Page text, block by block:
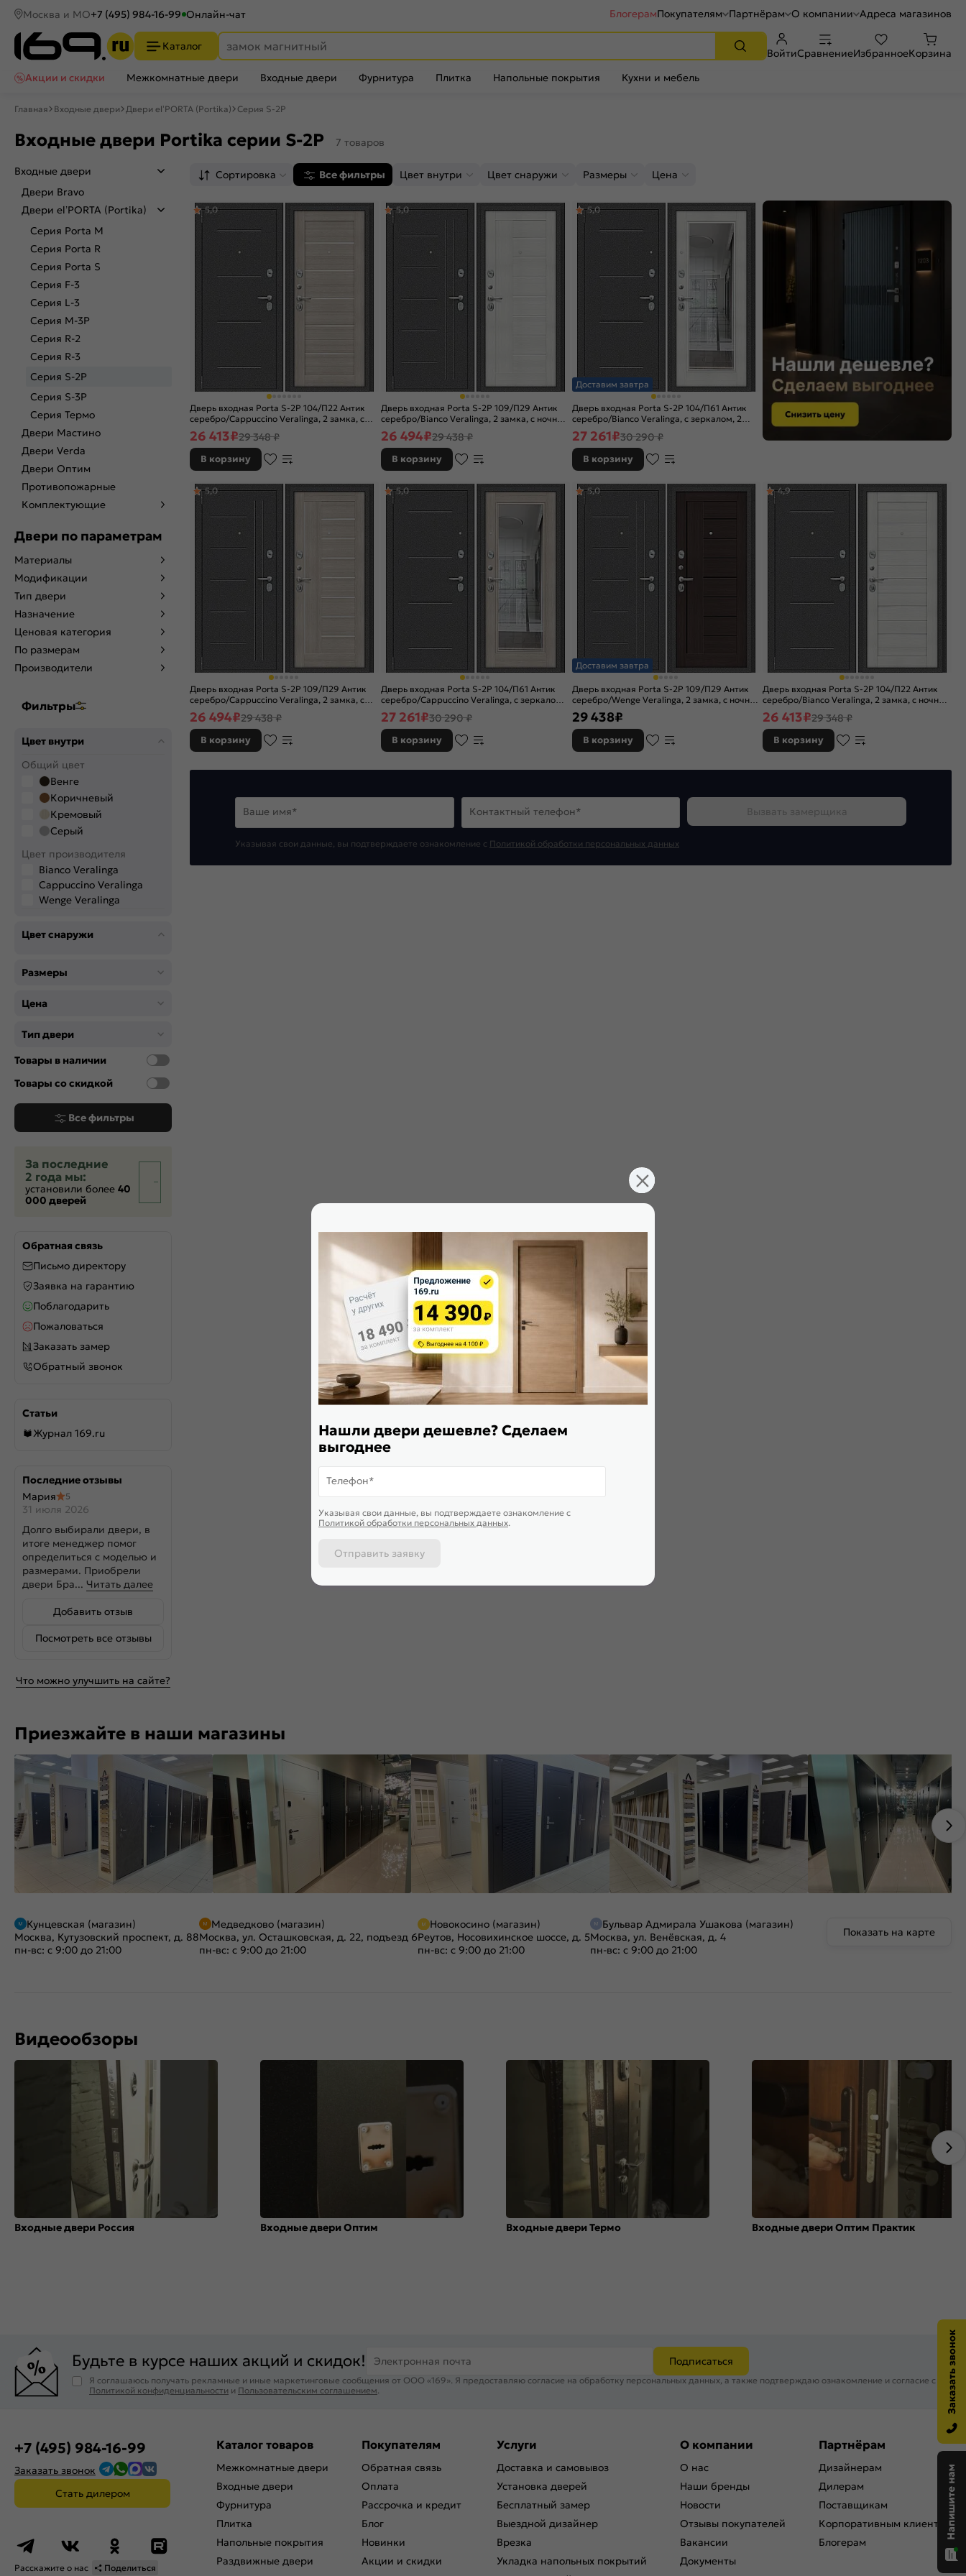
Москва и МО+7 (495) 984-16-99 Онлайн-чат БлогерамПокупателям Партнёрам О компании Адреса магазинов
Каталог
ВойтиСравнениеИзбранноеКорзина
Акции и скидки
Межкомнатные двери Входные двери Фурнитура Плитка Напольные покрытия Кухни и мебель
Главная Входные двери Двери el’PORTA (Portika) Серия S-2P
Входные двери Portika серии S-2P 7 товаров
Входные двери
Двери Bravo
Двери el’PORTA (Portika)
Серия Porta M
Серия Porta R
Серия Porta S
Серия F-3
Серия L-3
Серия M-3P
Серия R-2
Серия R-3
Серия S-2P
Серия S-3P
Серия Термо
Двери Мастино
Двери Verda
Двери Оптим
Противопожарные
Комплектующие
Двери по параметрам
Материалы
Модификации
Тип двери
Назначение
Ценовая категория
По размерам
Производители
Фильтры
Цвет внутри
Общий цвет
Венге
Коричневый
Кремовый
Серый
Цвет производителя
Bianco Veralinga
Cappuccino Veralinga
Wenge Veralinga
Цвет снаружи
Размеры
Цена
Тип двери
Товары в наличии
Товары со скидкой
Все фильтры
За последние
2 года мы:
установили более 40
000 дверей
Обратная связь
Письмо директору
Заявка на гарантию
Поблагодарить
Пожаловаться
Заказать замер
Обратный звонок
Статьи
Журнал 169.ru
Последние отзывы
Мария
5
31 июля 2026
Долго выбирали двери, в
итоге менеджер помог
определиться с моделью и
размерами. Приобрели
двери Бра... Читать далее
Добавить отзыв
Посмотреть все отзывы
Что можно улучшить на сайте?
Сортировка Все фильтры Цвет внутри Цвет снаружи Размеры Цена
Дверь входная Porta S-2P 104/П22 Антик
серебро/Cappuccino Veralinga, 2 замка, с
ночной задвижкой
5,0
26 413₽29 348 ₽
В корзину
Дверь входная Porta S-2P 109/П29 Антик
серебро/Bianco Veralinga, 2 замка, с ночной
задвижкой
5,0
26 494₽29 438 ₽
В корзину
Доставим завтра
Дверь входная Porta S-2P 104/П61 Антик
серебро/Bianco Veralinga, с зеркалом, 2
замка, с ночной задвижкой
5,0
27 261₽30 290 ₽
В корзину
Дверь входная Porta S-2P 109/П29 Антик
серебро/Cappuccino Veralinga, 2 замка, с
ночной задвижкой
5,0
26 494₽29 438 ₽
В корзину
Дверь входная Porta S-2P 104/П61 Антик
серебро/Cappuccino Veralinga, с зеркалом,
2 замка, с ночной задвижкой
5,0
27 261₽30 290 ₽
В корзину
Доставим завтра
Дверь входная Porta S-2P 109/П29 Антик
серебро/Wenge Veralinga, 2 замка, с ночной
задвижкой
5,0
29 438₽
В корзину
Дверь входная Porta S-2P 104/П22 Антик
серебро/Bianco Veralinga, 2 замка, с ночной
задвижкой
4,9
26 413₽29 348 ₽
В корзину
Ваше имя* Контактный телефон* Вызвать замерщика
Указывая свои данные, вы подтверждаете ознакомление c Политикой обработки персональных данных
Приезжайте в наши магазины
Кунцевская (магазин)
Москва, Кутузовский проспект, д. 88
пн-вс: с 9:00 до 21:00
Медведково (магазин)
Москва, ул. Осташковская, д. 22, подъезд 6
пн-вс: с 9:00 до 21:00
Новокосино (магазин)
Реутов, Носовихинское шоссе, д. 5
пн-вс: с 9:00 до 21:00
Бульвар Адмирала Ушакова (магазин)
Москва, ул. Венёвская, д. 4
пн-вс: с 9:00 до 21:00
Показать на карте
Видеообзоры
Входные двери Россия Входные двери Оптим Входные двери Термо Входные двери Оптим Практик
Будьте в курсе наших акций и скидок! Электронная почта Подписаться
Я соглашаюсь получать рекламные и иные маркетинговые сообщения от ООО «169». Я предоставляю согласие на обработку персональных данных, а также подтверждаю ознакомление и согласие с
Политикой конфиденциальности и Пользовательским соглашением.
+7 (495) 984-16-99
Заказать звонок
Стать дилером
Расскажите о нас Поделиться
Каталог товаров
Межкомнатные двери
Входные двери
Фурнитура
Плитка
Напольные покрытия
Раздвижные двери
Покупателям
Обратная связь
Оплата
Рассрочка и кредит
Блог
Новинки
Акции и скидки
Услуги
Доставка и самовывоз
Установка дверей
Бесплатный замер
Выездной дизайнер
Врезка
Укладка напольных покрытий
О компании
О нас
Наши бренды
Новости
Отзывы покупателей
Вакансии
Документы
Партнёрам
Дизайнерам
Дилерам
Поставщикам
Корпоративным клиентам
Блогерам
Нашли двери дешевле? Сделаем
выгоднее
Телефон*
Указывая свои данные, вы подтверждаете ознакомление c
Политикой обработки персональных данных.
Отправить заявку